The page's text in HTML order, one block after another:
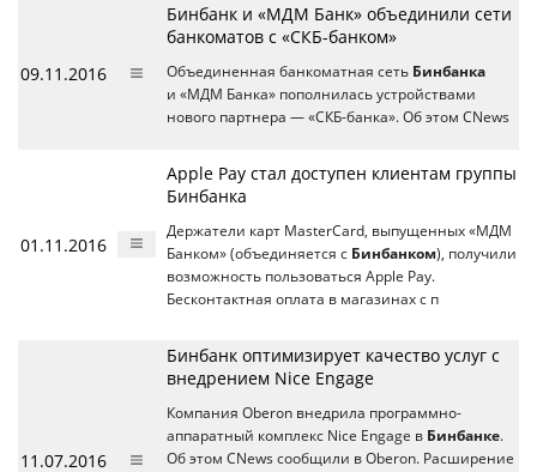
09.11.2016
Бинбанк и «МДМ Банк» объединили сети
банкоматов с «СКБ-банком»
Объединенная банкоматная сеть Бинбанка
и «МДМ Банка» пополнилась устройствами
нового партнера — «СКБ-банка». Об этом CNews
01.11.2016
Apple Pay стал доступен клиентам группы
Бинбанка
Держатели карт MasterCard, выпущенных «МДМ
Банком» (объединяется с Бинбанком), получили
возможность пользоваться Apple Pay.
Бесконтактная оплата в магазинах с п
11.07.2016
Бинбанк оптимизирует качество услуг с
внедрением Nice Engage
Компания Oberon внедрила программно-
аппаратный комплекс Nice Engage в Бинбанке.
Об этом CNews сообщили в Oberon. Расширение